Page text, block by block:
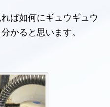
ば如何にギュウギュウ
かると思います。